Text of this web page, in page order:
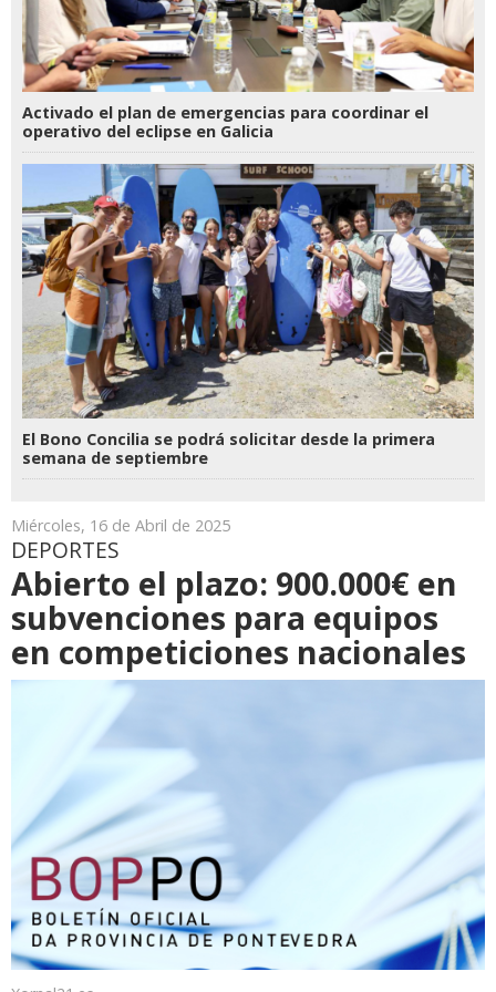
Activado el plan de emergencias para coordinar el
operativo del eclipse en Galicia
El Bono Concilia se podrá solicitar desde la primera
semana de septiembre
Miércoles, 16 de Abril de 2025
DEPORTES
Abierto el plazo: 900.000€ en
subvenciones para equipos
en competiciones nacionales